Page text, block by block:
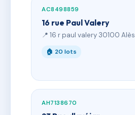
AC8498859
16 rue Paul Valery
📍 16 r paul valery 30100 Alès
🏠 20 lots
AH7138670